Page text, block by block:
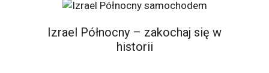
Izrael Północny – zakochaj się w
historii